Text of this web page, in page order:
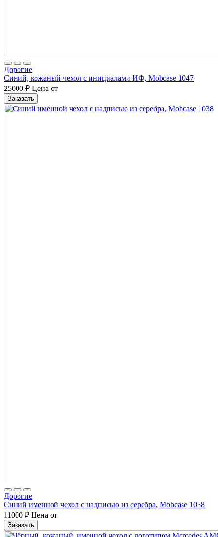
Дорогие
Синий, кожаный чехол с инициалами ИФ, Mobcase 1047
25000 ₽ Цена от
Заказать
Дорогие
Синий именной чехол с надписью из серебра, Mobcase 1038
11000 ₽ Цена от
Заказать